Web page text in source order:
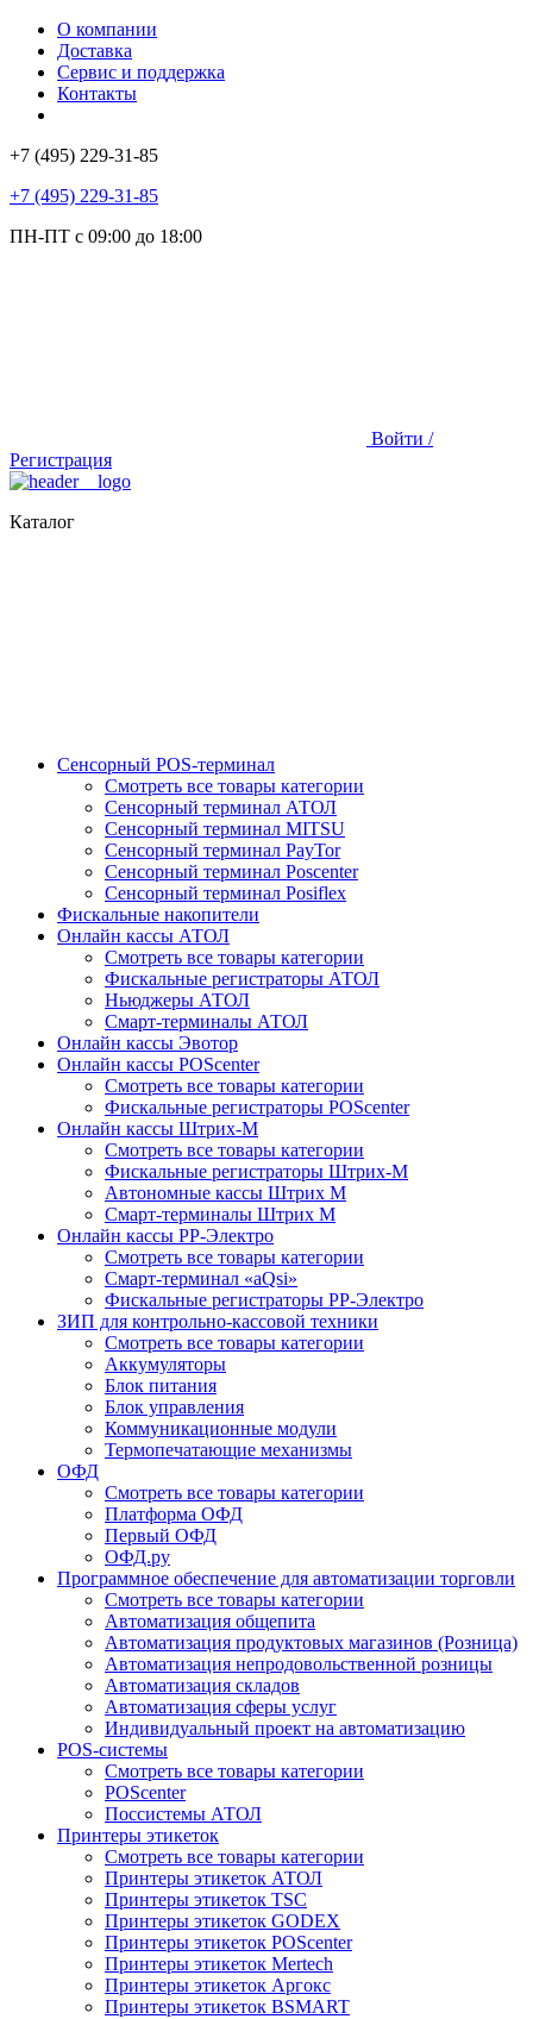
О компании
Доставка
Сервис и поддержка
Контакты
+7 (495) 229-31-85
+7 (495) 229-31-85
ПН-ПТ с 09:00 до 18:00
Войти /
Регистрация
Каталог
Сенсорный POS-терминал
Смотреть все товары категории
Сенсорный терминал АТОЛ
Сенсорный терминал MITSU
Сенсорный терминал PayTor
Сенсорный терминал Poscenter
Сенсорный терминал Posiflex
Фискальные накопители
Онлайн кассы АТОЛ
Смотреть все товары категории
Фискальные регистраторы АТОЛ
Ньюджеры АТОЛ
Смарт-терминалы АТОЛ
Онлайн кассы Эвотор
Онлайн кассы POScenter
Смотреть все товары категории
Фискальные регистраторы POScenter
Онлайн кассы Штрих-М
Смотреть все товары категории
Фискальные регистраторы Штрих-М
Автономные кассы Штрих М
Смарт-терминалы Штрих М
Онлайн кассы РР-Электро
Смотреть все товары категории
Смарт-терминал «aQsi»
Фискальные регистраторы РР-Электро
ЗИП для контрольно-кассовой техники
Смотреть все товары категории
Аккумуляторы
Блок питания
Блок управления
Коммуникационные модули
Термопечатающие механизмы
ОФД
Смотреть все товары категории
Платформа ОФД
Первый ОФД
ОФД.ру
Программное обеспечение для автоматизации торговли
Смотреть все товары категории
Автоматизация общепита
Автоматизация продуктовых магазинов (Розница)
Автоматизация непродовольственной розницы
Автоматизация складов
Автоматизация сферы услуг
Индивидуальный проект на автоматизацию
POS-системы
Смотреть все товары категории
POScenter
Поссистемы АТОЛ
Принтеры этикеток
Смотреть все товары категории
Принтеры этикеток АТОЛ
Принтеры этикеток TSC
Принтеры этикеток GODEX
Принтеры этикеток POScenter
Принтеры этикеток Mertech
Принтеры этикеток Аргокс
Принтеры этикеток BSMART